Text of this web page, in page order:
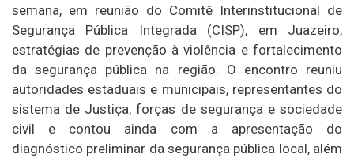
semana, em reunião do Comitê Interinstitucional de
Segurança Pública Integrada (CISP), em Juazeiro,
estratégias de prevenção à violência e fortalecimento
da segurança pública na região. O encontro reuniu
autoridades estaduais e municipais, representantes do
sistema de Justiça, forças de segurança e sociedade
civil e contou ainda com a apresentação do
diagnóstico preliminar da segurança pública local, além